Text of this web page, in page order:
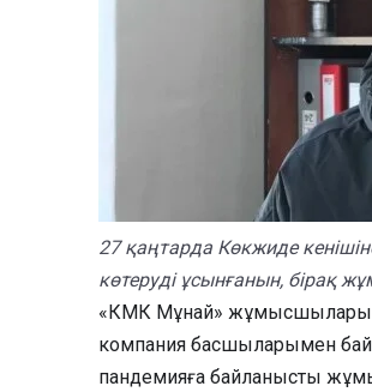
27 қаңтарда Көкжиде
көтеруді ұсынғанын, бірақ
«КМК Мұнай» жұмысшыларының
компания басшыларымен
пандемияға байланысты